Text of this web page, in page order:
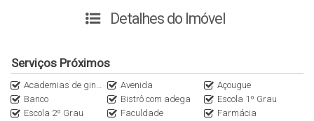
ampla área com churrasqueira;
sala estar ;
cozinha;
vaga para 3 carros;
quintal;
Detalhes do Imóvel
Serviços Próximos
Academias de ginástica Avenida
Açougue
Banco
Bistrô com adega
Escola 1º Grau
Escola 2º Grau
Faculdade
Farmácia